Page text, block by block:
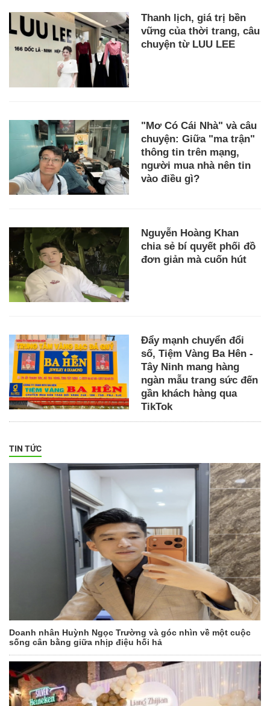
Thanh lịch, giá trị bền
vững của thời trang, câu
chuyện từ LUU LEE
"Mơ Có Cái Nhà" và câu
chuyện: Giữa "ma trận"
thông tin trên mạng,
người mua nhà nên tin
vào điều gì?
Nguyễn Hoàng Khan
chia sẻ bí quyết phối đồ
đơn giản mà cuốn hút
Đẩy mạnh chuyển đổi
số, Tiệm Vàng Ba Hên -
Tây Ninh mang hàng
ngàn mẫu trang sức đến
gần khách hàng qua
TikTok
TIN TỨC
Doanh nhân Huỳnh Ngọc Trường và góc nhìn về một cuộc
sống cân bằng giữa nhịp điệu hối hả